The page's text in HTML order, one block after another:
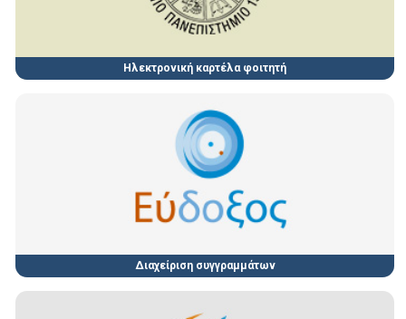
Ηλεκτρονική καρτέλα φοιτητή
Διαχείριση συγγραμμάτων